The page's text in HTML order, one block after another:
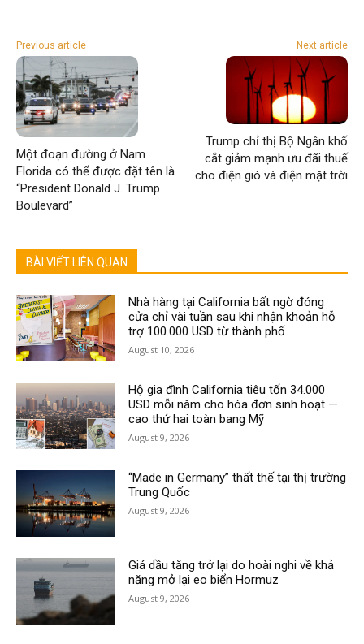
Previous article
Một đoạn đường ở Nam
Florida có thể được đặt tên là
“President Donald J. Trump
Boulevard”
Next article
Trump chỉ thị Bộ Ngân khố
cắt giảm mạnh ưu đãi thuế
cho điện gió và điện mặt trời
BÀI VIẾT LIÊN QUAN
Nhà hàng tại California bất ngờ đóng
cửa chỉ vài tuần sau khi nhận khoản hỗ
trợ 100.000 USD từ thành phố
August 10, 2026
Hộ gia đình California tiêu tốn 34.000
USD mỗi năm cho hóa đơn sinh hoạt —
cao thứ hai toàn bang Mỹ
August 9, 2026
“Made in Germany” thất thế tại thị trường
Trung Quốc
August 9, 2026
Giá dầu tăng trở lại do hoài nghi về khả
năng mở lại eo biển Hormuz
August 9, 2026